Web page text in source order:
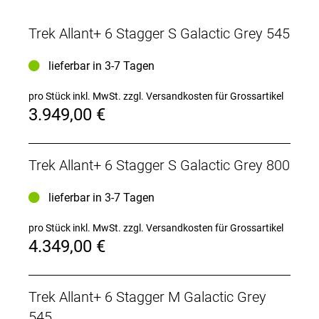
Wh. Eine Federgabel schluckt Schlaglöcher und
Schaltung überzeugt auch unter Last mit präzisen
verlegte Züge sorgen für eine aufgeräumte Optik, ein
MIK-kompatibler Heckgepäckträger erhöht den
hilft, zu sehen und gesehen zu werden.
Das Allant+ 6 Stagger ist ein schlankes E-Bike für
den täglichen Weg zur Arbeit und vieles mehr. Dank
der großen Auswahl an Akkugrößen kannst du
Antriebssystem von Bosch unterstützen soll,
während das Smart System nahtlos zwischen dem
Aktivitäten zu verfolgen, dir
Navigationsanweisungen bereitzustellen und vieles
Trek Allant+ 6 Stagger S Galactic Grey 545
lieferbar in 3-7 Tagen
pro Stück inkl. MwSt. zzgl. Versandkosten für Grossartikel
3.949,00 €
Trek Allant+ 6 Stagger S Galactic Grey 800
lieferbar in 3-7 Tagen
pro Stück inkl. MwSt. zzgl. Versandkosten für Grossartikel
4.349,00 €
Trek Allant+ 6 Stagger M Galactic Grey